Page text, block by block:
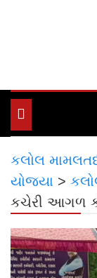
Toggle
navigation
કલોલ
યોજ્યા >
કચેરી આગળ